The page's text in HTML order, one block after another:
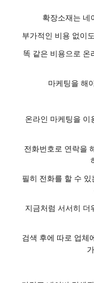
확장소재는 네
부가적인 비용 없이
똑 같은 비용으로 온
마케팅을 해
온라인 마케팅을 이
전화번호로 연락을
필히 전화를 할 수
지금처럼 서서히 더
검색 후에 따로 업체